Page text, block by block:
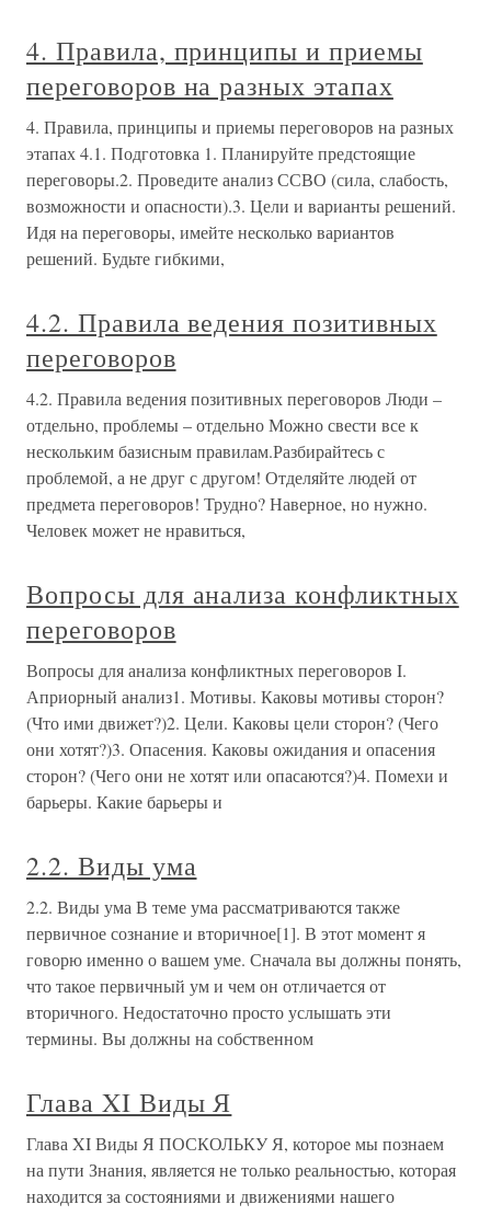
4. Правила, принципы и приемы
переговоров на разных этапах
4. Правила, принципы и приемы переговоров на разных
этапах 4.1. Подготовка 1. Планируйте предстоящие
переговоры.2. Проведите анализ ССВО (сила, слабость,
возможности и опасности).3. Цели и варианты решений.
Идя на переговоры, имейте несколько вариантов
решений. Будьте гибкими,
4.2. Правила ведения позитивных
переговоров
4.2. Правила ведения позитивных переговоров Люди –
отдельно, проблемы – отдельно Можно свести все к
нескольким базисным правилам.Разбирайтесь с
проблемой, а не друг с другом! Отделяйте людей от
предмета переговоров! Трудно? Наверное, но нужно.
Человек может не нравиться,
Вопросы для анализа конфликтных
переговоров
Вопросы для анализа конфликтных переговоров I.
Априорный анализ1. Мотивы. Каковы мотивы сторон?
(Что ими движет?)2. Цели. Каковы цели сторон? (Чего
они хотят?)3. Опасения. Каковы ожидания и опасения
сторон? (Чего они не хотят или опасаются?)4. Помехи и
барьеры. Какие барьеры и
2.2. Виды ума
2.2. Виды ума В теме ума рассматриваются также
первичное сознание и вторичное[1]. В этот момент я
говорю именно о вашем уме. Сначала вы должны понять,
что такое первичный ум и чем он отличается от
вторичного. Недостаточно просто услышать эти
термины. Вы должны на собственном
Глава XI Виды Я
Глава XI Виды Я ПОСКОЛЬКУ Я, которое мы познаем
на пути Знания, является не только реальностью, которая
находится за состояниями и движениями нашего